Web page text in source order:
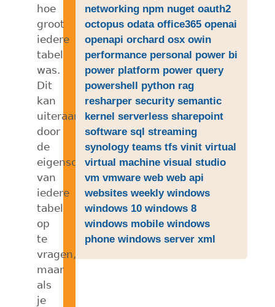
hoe
groot
iedere
tabel
was.
Dit
kan
uiteraard
door
de
eigenschappen
van
iedere
tabel
op
te
vragen,
maar
als
je
networking npm nuget oauth2
octopus odata office365 openai
openapi orchard osx owin
performance personal power bi
power platform power query
powershell python rag
resharper security semantic
kernel serverless sharepoint
software sql streaming
synology teams tfs vinit virtual
virtual machine visual studio
vm vmware web web api
websites weekly windows
windows 10 windows 8
windows mobile windows
phone windows server xml